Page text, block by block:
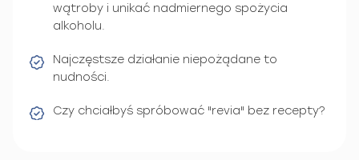
wątroby i unikać nadmiernego spożycia
alkoholu.
Najczęstsze działanie niepożądane to
nudności.
Czy chciałbyś spróbować "revia" bez recepty?